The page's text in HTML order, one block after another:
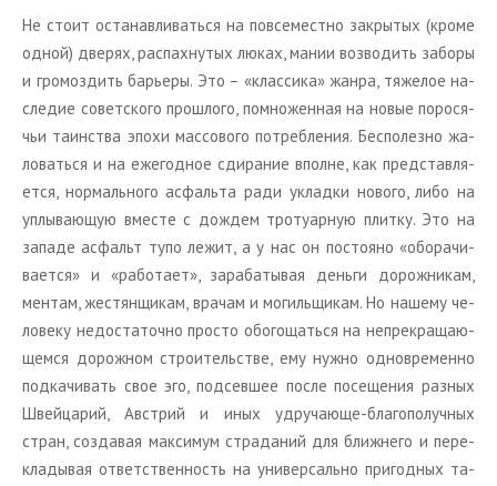
Не стоит оста­нав­ли­вать­ся на по­все­мест­но за­кры­тых (кроме
одной) две­рях, рас­пах­ну­тых люках, мании воз­во­дить за­бо­ры
и гро­моз­дить ба­рье­ры. Это – «клас­си­ка» жанра, тя­же­лое на­
сле­дие со­вет­ско­го про­шло­го, по­мно­жен­ная на новые по­ро­ся­
чьи та­ин­ства эпохи мас­со­во­го по­треб­ле­ния. Бес­по­лез­но жа­
ло­вать­ся и на еже­год­ное сди­ра­ние вполне, как пред­став­ля­
ет­ся, нор­маль­но­го ас­фаль­та ради уклад­ки но­во­го, либо на
уплы­ва­ю­щую вме­сте с до­ждем тро­туар­ную плит­ку. Это на
за­па­де ас­фальт тупо лежит, а у нас он по­сто­я­но «обо­ра­чи­
ва­ет­ся» и «ра­бо­та­ет», за­ра­ба­ты­вая день­ги до­рож­ни­кам,
мен­там, же­стян­щи­кам, вра­чам и мо­гиль­щи­кам. Но на­ше­му че­
ло­ве­ку недо­ста­точ­но про­сто обо­го­щать­ся на непре­кра­ща­ю­
щем­ся до­рож­ном стро­и­тель­стве, ему нужно од­но­вре­мен­но
под­ка­чи­вать свое эго, под­сев­шее после по­се­ще­ния раз­ных
Швей­ца­рий, Ав­стрий и иных удру­ча­ю­ще-бла­го­по­луч­ных
стран, со­зда­вая мак­си­мум стра­да­ний для ближ­не­го и пе­ре­
кла­ды­вая от­вет­ствен­ность на уни­вер­саль­но при­год­ных та­